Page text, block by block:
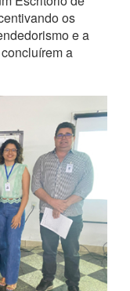
os
e a
a